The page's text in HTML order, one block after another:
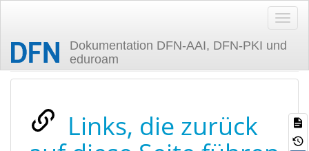
Dokumentation DFN-AAI, DFN-PKI und
eduroam
Zuletzt angesehen
Links, die zurück